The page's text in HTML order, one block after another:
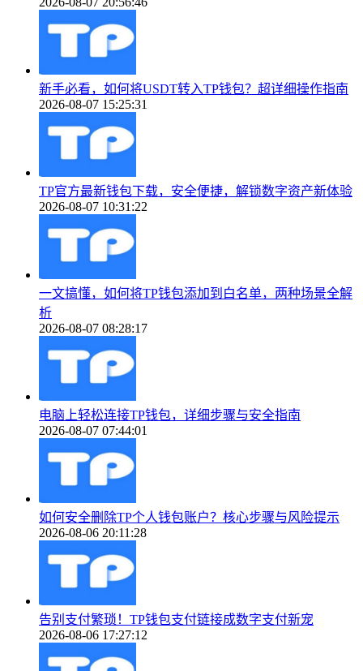
新手必看，如何将USDT转入TP钱包？超详细操作指南
2026-08-07 15:25:31
TP官方最新钱包下载，安全便捷，解锁数字资产新体验
2026-08-07 10:31:22
一文搞懂，如何将TP钱包添加到白名单，两种场景全解
析
2026-08-07 08:28:17
电脑上轻松连接TP钱包，详细步骤与安全指南
2026-08-07 07:44:01
如何安全删除TP个人钱包账户？核心步骤与风险提示
2026-08-06 20:11:28
告别支付繁琐！TP钱包支付链接成数字支付新宠
2026-08-06 17:27:12